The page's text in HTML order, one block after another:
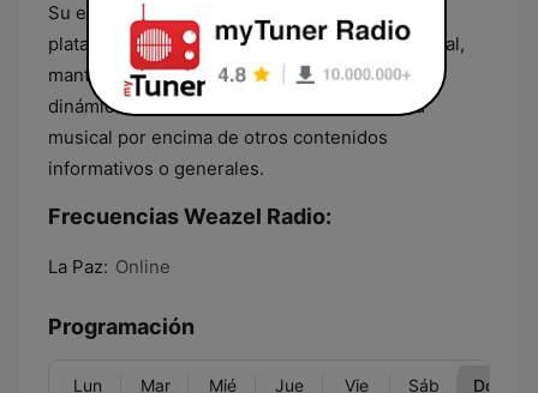
Su estructura de transmisión se apoya en una
plataforma en línea que permite el acceso global,
manteniendo una identidad visual y sonora
dinámica que prioriza el ritmo y la actualidad
musical por encima de otros contenidos
informativos o generales.
Frecuencias Weazel Radio:
La Paz: Online
Programación
Lun Mar Mié Jue Vie Sáb Dom